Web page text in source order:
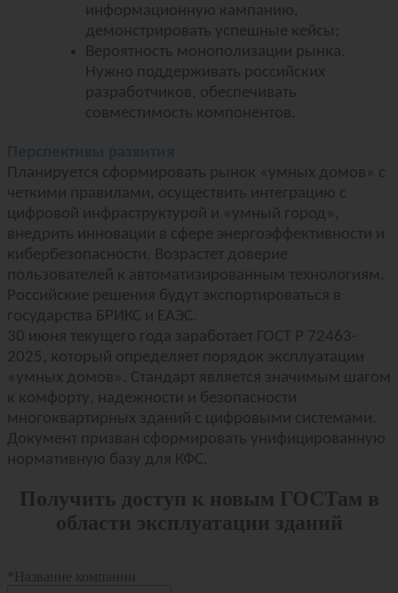
информационную кампанию,
демонстрировать успешные кейсы;
Вероятность монополизации рынка.
Нужно поддерживать российских
разработчиков, обеспечивать
совместимость компонентов.
Планируется сформировать рынок «умных домов» с
четкими правилами, осуществить интеграцию с
цифровой инфраструктурой и «умный город»,
внедрить инновации в сфере энергоэффективности и
кибербезопасности. Возрастет доверие
пользователей к автоматизированным технологиям.
Российские решения будут экспортироваться в
государства БРИКС и ЕАЭС.
30 июня текущего года заработает ГОСТ Р 72463-
2025, который определяет порядок эксплуатации
«умных домов». Стандарт является значимым шагом
к комфорту, надежности и безопасности
многоквартирных зданий с цифровыми системами.
Документ призван сформировать унифицированную
нормативную базу для КФС.
Получить доступ к новым ГОСТам в
области эксплуатации зданий
Название компании